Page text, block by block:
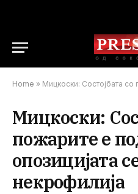
Home » Мицкоски: Состојбата со пожарите е под
Мицкоски:
пожарите е
опозицијата
некрофилија